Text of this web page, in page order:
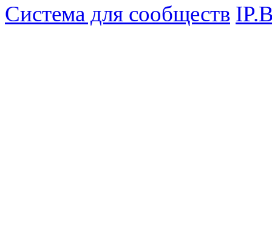
Система для сообществ